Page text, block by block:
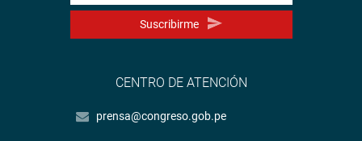
Suscribirme
CENTRO DE ATENCIÓN
prensa@congreso.gob.pe